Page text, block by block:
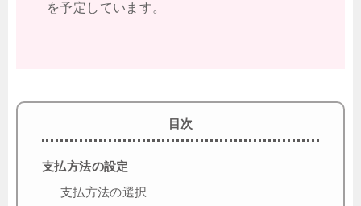
を予定しています。
目次
支払方法の設定
支払方法の選択